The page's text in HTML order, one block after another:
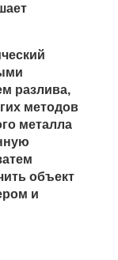
разлива,
методов
металла
объект
и